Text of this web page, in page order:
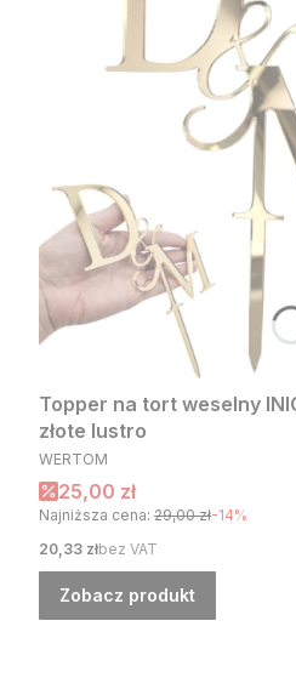
Topper na tort weselny
złote lustro
PRODUCENT
WERTOM
Cena promocyjna
25,00 zł
Najniższa cena: 29,00 zł-14%
Cena
20,33 złbez VAT
Zobacz produkt